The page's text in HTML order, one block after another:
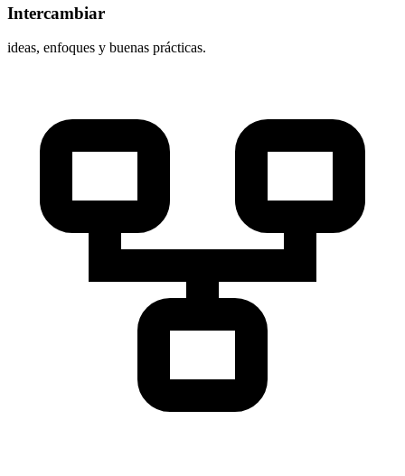
Intercambiar
ideas, enfoques y buenas prácticas.